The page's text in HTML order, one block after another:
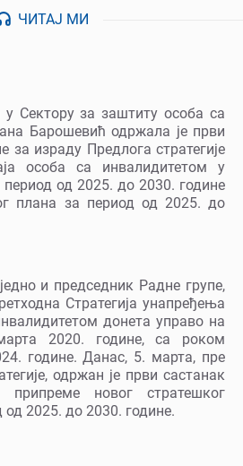
ЧИТАЈ МИ
Сектору за заштиту особа са
Барошевић одржала је први
за израду Предлога стратегије
особа са инвалидитетом у
период од 2025. до 2030. године
плана за период од 2025. до
и председник Радне групе,
Стратегија унапређења
донета управо на
2020. године, са роком
године. Данас, 5. марта, пре
одржан је први састанак
новог стратешког
2025. до 2030. године.